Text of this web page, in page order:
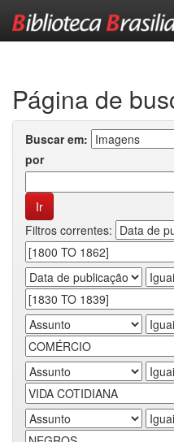
Página de
Buscar em:
por
Filtros correntes: